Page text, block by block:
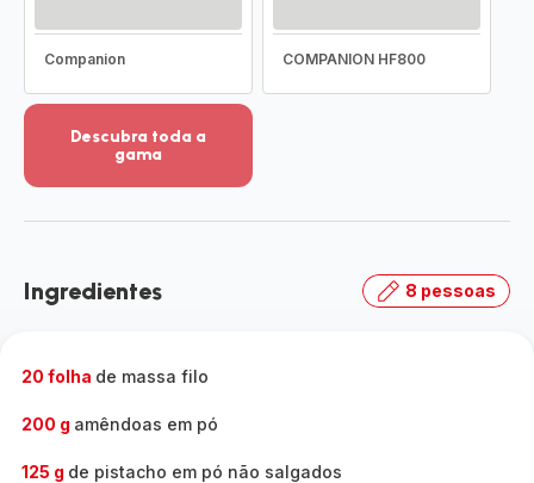
Companion COMPANION HF800
Descubra toda a
gama
detalhes
toda
-
Ingredientes 8 pessoas
20 folha de massa filo
200 g amêndoas em pó
125 g de pistacho em pó não salgados